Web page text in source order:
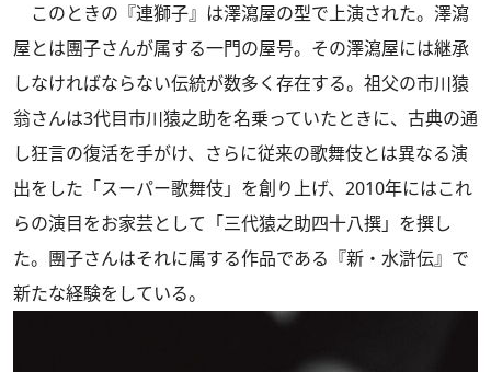
このときの『連獅子』は澤瀉屋の型で上演された。澤瀉
屋とは團子さんが属する一門の屋号。その澤瀉屋には継承
しなければならない伝統が数多く存在する。祖父の市川猿
翁さんは3代目市川猿之助を名乗っていたときに、古典の通
し狂言の復活を手がけ、さらに従来の歌舞伎とは異なる演
出をした「スーパー歌舞伎」を創り上げ、2010年にはこれ
らの演目をお家芸として「三代猿之助四十八撰」を撰し
た。團子さんはそれに属する作品である『新・水滸伝』で
新たな経験をしている。